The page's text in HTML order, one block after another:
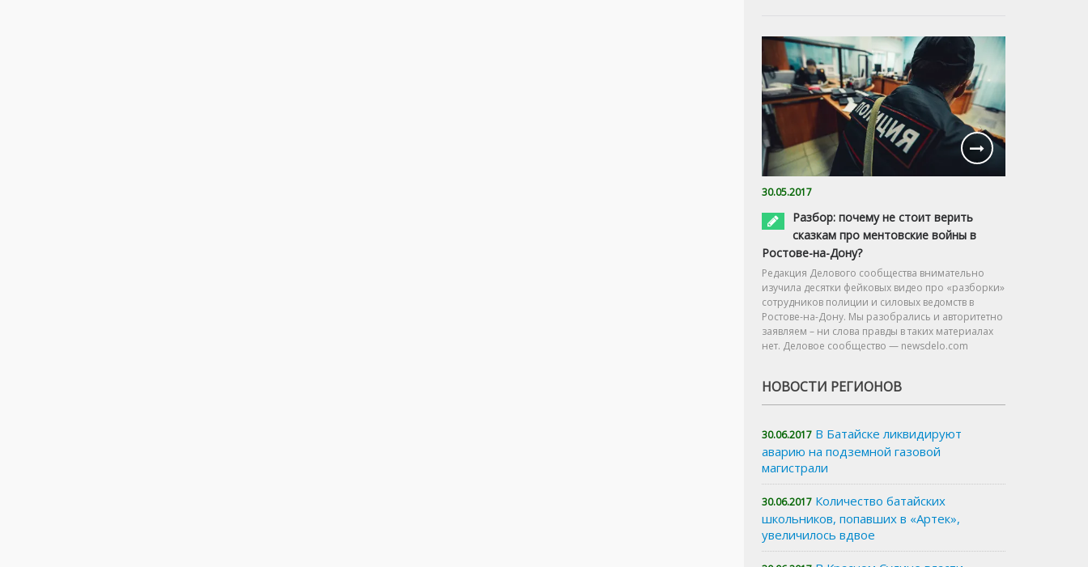
30.05.2017
Разбор: почему не стоит верить
сказкам про ментовские войны в
Ростове-на-Дону?
Редакция Делового сообщества внимательно
изучила десятки фейковых видео про «разборки»
сотрудников полиции и силовых ведомств в
Ростове-на-Дону. Мы разобрались и авторитетно
заявляем – ни слова правды в таких материалах
нет. Деловое сообщество — newsdelo.com
НОВОСТИ РЕГИОНОВ
30.06.2017 В Батайске ликвидируют
аварию на подземной газовой
магистрали
30.06.2017 Количество батайских
школьников, попавших в «Артек»,
увеличилось вдвое